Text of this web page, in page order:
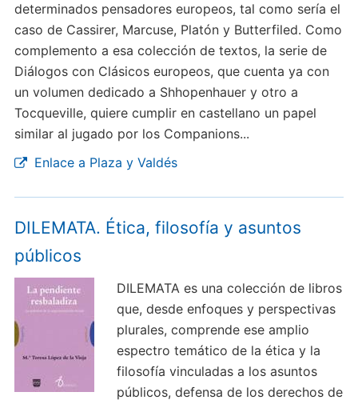
determinados pensadores europeos, tal como sería el
caso de Cassirer, Marcuse, Platón y Butterfiled. Como
complemento a esa colección de textos, la serie de
Diálogos con Clásicos europeos, que cuenta ya con
un volumen dedicado a Shhopenhauer y otro a
Tocqueville, quiere cumplir en castellano un papel
similar al jugado por los Companions...
Enlace a Plaza y Valdés
DILEMATA. Ética, filosofía y asuntos
públicos
DILEMATA es una colección de libros
que, desde enfoques y perspectivas
plurales, comprende ese amplio
espectro temático de la ética y la
filosofía vinculadas a los asuntos
públicos, defensa de los derechos de